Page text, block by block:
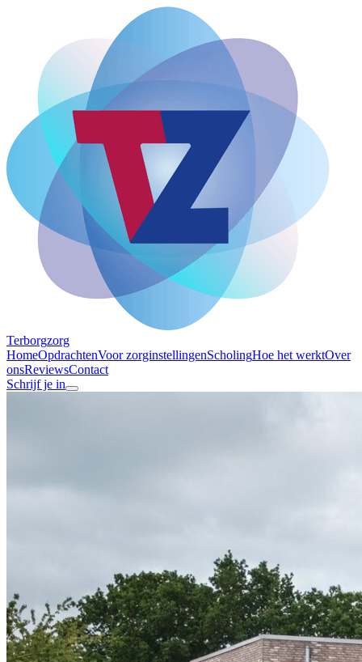
Terborgzorg
HomeOpdrachtenVoor zorginstellingenScholingHoe het werktOver
onsReviewsContact
Schrijf je in